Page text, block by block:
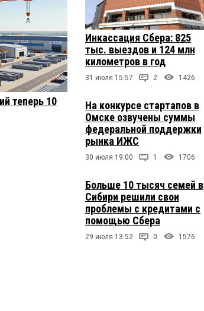
теперь 10
Инкассация Сбера: 825
тыс. выездов и 124 млн
километров в год
31 июля 15:57 2 1426
На конкурсе стартапов в
Омске озвучены суммы
федеральной поддержки
рынка ИЖС
30 июля 19:00 1 1706
Больше 10 тысяч семей в
Сибири решили свои
проблемы с кредитами с
помощью Сбера
29 июля 13:52 0 1576